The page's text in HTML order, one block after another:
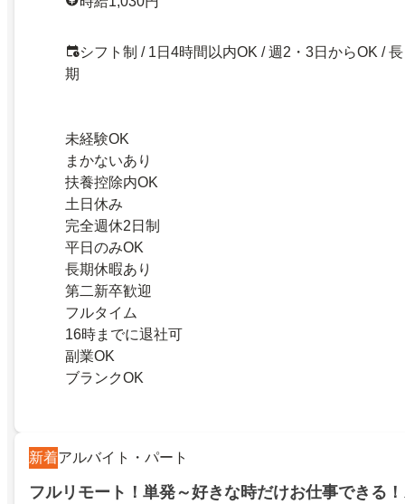
シフト制 / 1日4時間以内OK / 週2・3日からOK / 長
期
未経験OK
まかないあり
扶養控除内OK
土日休み
完全週休2日制
平日のみOK
長期休暇あり
第二新卒歓迎
フルタイム
16時までに退社可
副業OK
ブランクOK
新着アルバイト・パート
フルリモート！単発～好きな時だけお仕事できる